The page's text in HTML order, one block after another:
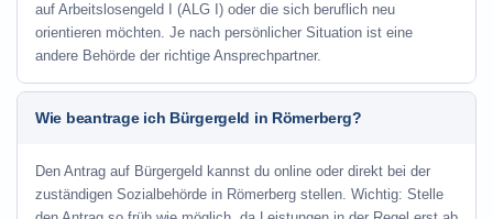
auf Arbeitslosengeld I (ALG I) oder die sich beruflich neu
orientieren möchten. Je nach persönlicher Situation ist eine
andere Behörde der richtige Ansprechpartner.
Wie beantrage ich Bürgergeld in Römerberg?
Den Antrag auf Bürgergeld kannst du online oder direkt bei der
zuständigen Sozialbehörde in Römerberg stellen. Wichtig: Stelle